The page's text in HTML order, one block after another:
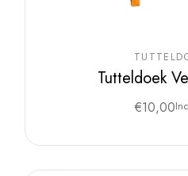
Tutteldoek
€10,00